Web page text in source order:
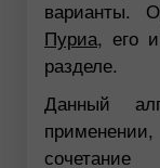
варианты.
Пуриа, его
разделе.
Данный